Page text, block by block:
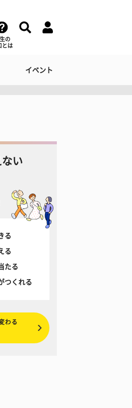
の
とは
イベント
い
る
る
たる
つくれる
わる